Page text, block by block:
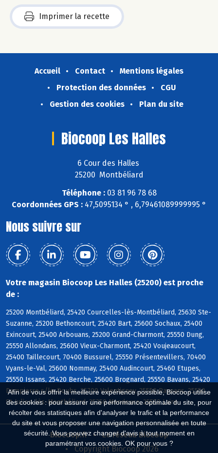
Afin de vous offrir la meilleure expérience possible, Biocoop utilise
des cookies : pour assurer une performance optimale du site, pour
récolter des statistiques afin d'analyser le trafic et la performance
du site et vous proposer une navigation personnalisée en toute
sécurité. Vous pouvez changer d'avis à tout moment en
paramétrant vos cookies. OK pour vous ?
Imprimer la recette
Accueil Contact
Mentions légales
Protection des données
CGU
Gestion des cookies
Plan du site
Biocoop Les Halles
6 Cour des Halles
25200 Montbéliard
Téléphone :03 81 96 78 68
Coordonnées GPS : 47,5095134 ° , 6,79461089999995 °
Nous suivre sur
Votre magasin Biocoop Les Halles (25200) est proche
de :
25200 Montbéliard, 25420 Courcelles-lès-Montbéliard, 25630 Ste-
Suzanne, 25200 Bethoncourt, 25420 Bart, 25600 Sochaux, 25400
Exincourt, 25400 Arbouans, 25200 Grand-Charmont, 25550 Dung,
25550 Allondans, 25600 Vieux-Charmont, 25420 Voujeaucourt,
25400 Taillecourt, 70400 Bussurel, 25550 Présentevillers, 70400
Vyans-le-Val, 25600 Nommay, 25400 Audincourt, 25460 Etupes,
25550 Issans, 25420 Berche, 25600 Brognard, 25550 Bavans, 25420
Dampierre s/le-Doubs, 25700 Valentigney, 25550 Raynans, 25550
St-Julien-lès-Montbéliard, 25350 Mandeure, 25550 Laire
Biocoop.fr
Le réseau Biocoop
Copyright Biocoop 2026